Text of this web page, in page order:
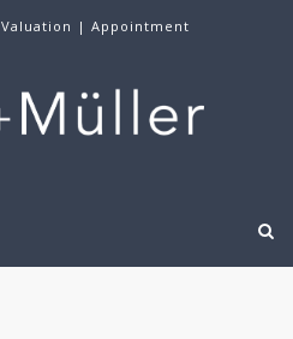
Valuation | Appointment